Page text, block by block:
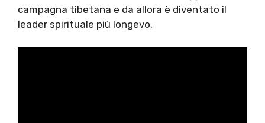
campagna tibetana e da allora è diventato il
leader spirituale più longevo.